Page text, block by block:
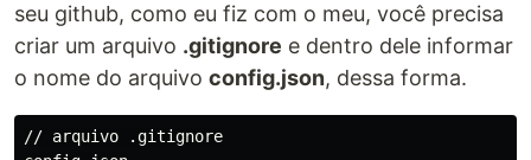
seu github, como eu fiz com o meu, você precisa
criar um arquivo .gitignore e dentro dele informar
o nome do arquivo config.json, dessa forma.
// arquivo .gitignore